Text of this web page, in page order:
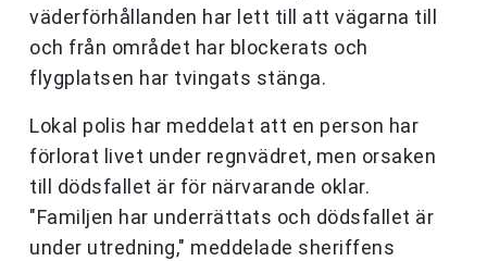
väderförhållanden har lett till att vägarna till
och från området har blockerats och
flygplatsen har tvingats stänga.
Lokal polis har meddelat att en person har
förlorat livet under regnvädret, men orsaken
till dödsfallet är för närvarande oklar.
"Familjen har underrättats och dödsfallet är
under utredning," meddelade sheriffens